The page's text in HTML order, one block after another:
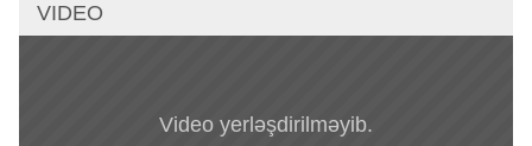
VIDEO
Video yerləşdirilməyib.